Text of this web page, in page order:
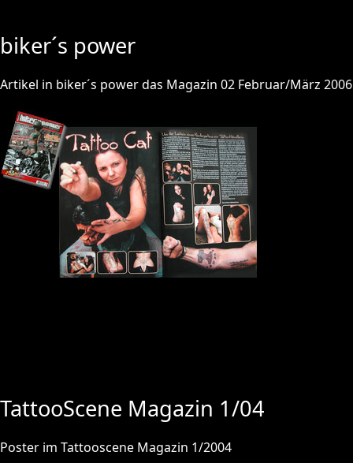
biker´s power
Artikel in biker´s power das Magazin 02 Februar/März 2006
TattooScene Magazin 1/04
Poster im Tattooscene Magazin 1/2004